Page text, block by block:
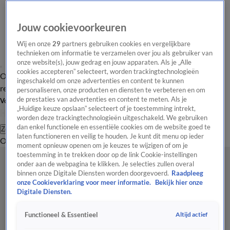
Overzicht Laatste nieuws Regionieuws Het beste van Hart
Tip de
redactie
Volg Hart van Nederland
Zoeken
OverzichtRegioUitzendingenWeerTip de redactiePanelVideo's
Jouw cookievoorkeuren
Wij en onze29 partners gebruiken cookies en vergelijkbare
technieken om informatie te verzamelen over jou als gebruiker van
onze website(s), jouw gedrag en jouw apparaten. Als je „Alle
cookies accepteren” selecteert, worden trackingtechnologieën
ingeschakeld om onze advertenties en content te kunnen
personaliseren, onze producten en diensten te verbeteren en om
de prestaties van advertenties en content te meten. Als je
„Huidige keuze opslaan” selecteert of je toestemming intrekt,
worden deze trackingtechnologieën uitgeschakeld. We gebruiken
dan enkel functionele en essentiële cookies om de website goed te
laten functioneren en veilig te houden. Je kunt dit menu op ieder
moment opnieuw openen om je keuzes te wijzigen of om je
toestemming in te trekken door op de link Cookie-instellingen
onder aan de webpagina te klikken. Je selecties zullen overal
binnen onze Digitale Diensten worden doorgevoerd. Raadpleeg
onze Cookieverklaring voor meer informatie.
Bekijk hier onze
Digitale Diensten.
Functioneel & Essentieel Altijd actief